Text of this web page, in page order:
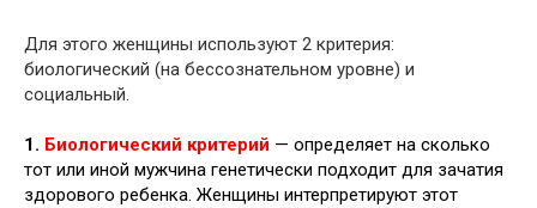
Для этого женщины используют 2 критерия:
биологический (на бессознательном уровне) и
социальный.
1. Биологический критерий — определяет на сколько
тот или иной мужчина генетически подходит для зачатия
здорового ребенка. Женщины интерпретируют этот